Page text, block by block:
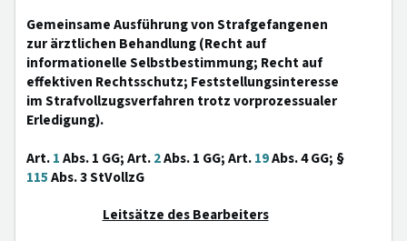
Gemeinsame Ausführung von Strafgefangenen
zur ärztlichen Behandlung (Recht auf
informationelle Selbstbestimmung; Recht auf
effektiven Rechtsschutz; Feststellungsinteresse
im Strafvollzugsverfahren trotz vorprozessualer
Erledigung).
Art.1Abs. 1 GG; Art.2Abs. 1 GG; Art.19Abs. 4 GG; §
115Abs. 3 StVollzG
Leitsätze des Bearbeiters